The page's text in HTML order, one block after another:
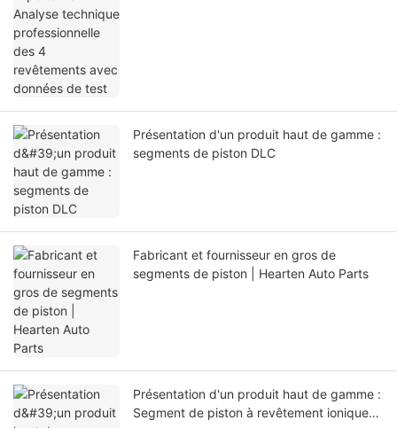
Présentation d'un produit haut de gamme :
segments de piston DLC
Fabricant et fournisseur en gros de
segments de piston | Hearten Auto Parts
Présentation d'un produit haut de gamme :
Segment de piston à revêtement ionique